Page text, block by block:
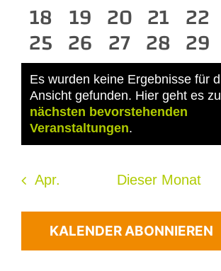
Veranstaltungen
Veranstaltungen
0
Veranstaltungen
18 0
Veranstaltungen
19 0
20 0
21 0
22
0
Veranstaltungen
25 0
26 0
27 0
28 0
29
Hinweis
Es wurden keine Ergebnisse für
Ansicht gefunden. Hier geht es
nächsten bevorstehenden
Veranstaltungen.
Apr. Dieser Monat
KALENDER ABONNIEREN